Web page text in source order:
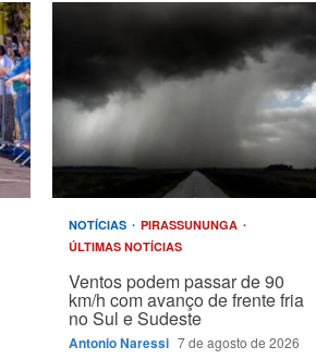
NOTÍCIAS
PIRASSUNUNGA
ÚLTIMAS NOTÍCIAS
Ventos podem passar de 90
km/h com avanço de frente fria
no Sul e Sudeste
Antonio Naressi 7 de agosto de 2026